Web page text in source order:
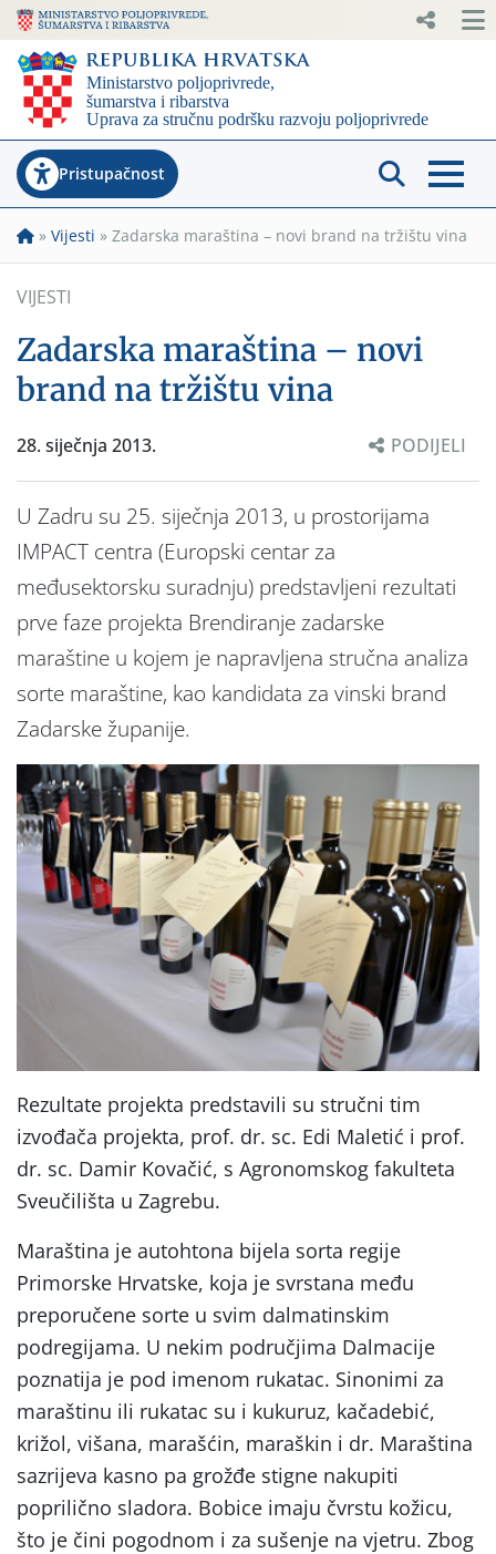
Pristupačnost
» Vijesti » Zadarska maraština – novi brand na tržištu vina
VIJESTI
Zadarska maraština – novi
brand na tržištu vina
28. siječnja 2013. PODIJELI
U Zadru su 25. siječnja 2013, u prostorijama
IMPACT centra (Europski centar za
međusektorsku suradnju) predstavljeni rezultati
prve faze projekta Brendiranje zadarske
maraštine u kojem je napravljena stručna analiza
sorte maraštine, kao kandidata za vinski brand
Zadarske županije.
Rezultate projekta predstavili su stručni tim
izvođača projekta, prof. dr. sc. Edi Maletić i prof.
dr. sc. Damir Kovačić, s Agronomskog fakulteta
Sveučilišta u Zagrebu.
Maraština je autohtona bijela sorta regije
Primorske Hrvatske, koja je svrstana među
preporučene sorte u svim dalmatinskim
podregijama. U nekim područjima Dalmacije
poznatija je pod imenom rukatac. Sinonimi za
maraštinu ili rukatac su i kukuruz, kačadebić,
križol, višana, marašćin, maraškin i dr. Maraština
sazrijeva kasno pa grožđe stigne nakupiti
poprilično sladora. Bobice imaju čvrstu kožicu,
što je čini pogodnom i za sušenje na vjetru. Zbog